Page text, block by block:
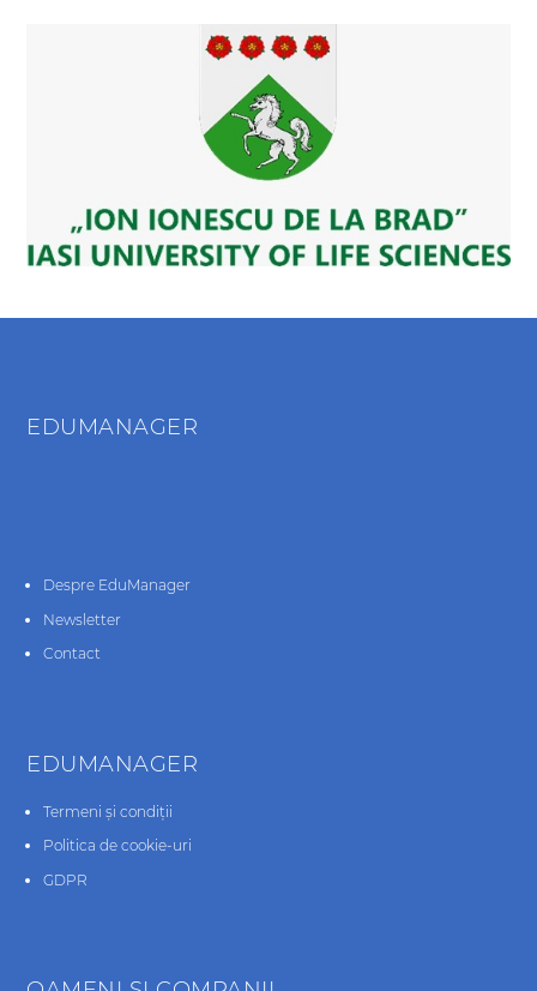
EDUMANAGER
Despre EduManager
Newsletter
Contact
EDUMANAGER
Termeni și condiții
Politica de cookie-uri
GDPR